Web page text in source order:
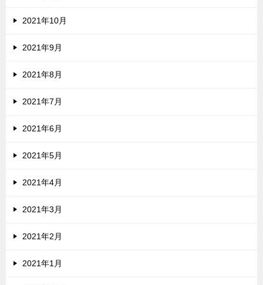
2021年10月
2021年9月
2021年8月
2021年7月
2021年6月
2021年5月
2021年4月
2021年3月
2021年2月
2021年1月